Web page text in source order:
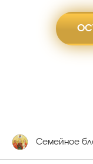
Семейное